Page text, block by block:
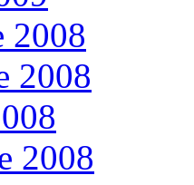
2008
2008
2008